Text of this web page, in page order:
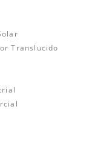
Translucido